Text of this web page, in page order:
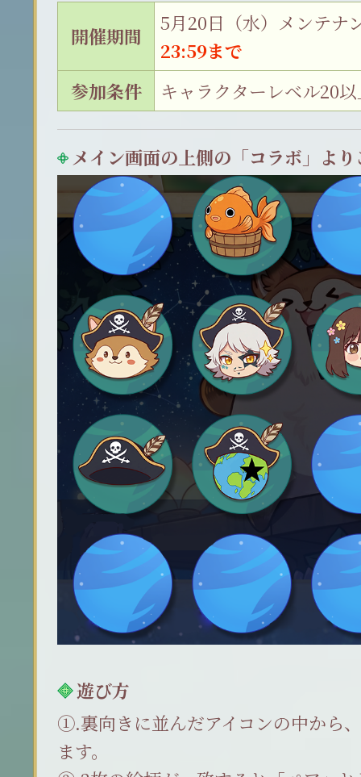
開催期間
5月20日（水）メンテナ
23:59まで
参加条件
キャラクターレベル20
メイン画面の上側の「コラボ」よ
遊び方
①.裏向きに並んだアイコンの中から
ます。